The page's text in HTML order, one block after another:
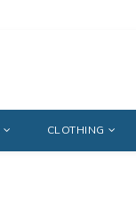
CLOTHING